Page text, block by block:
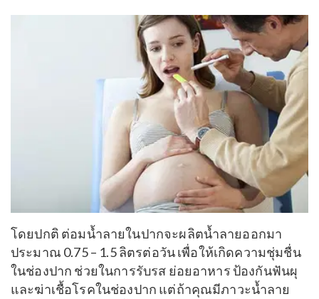
โดยปกติ ต่อมน้ำลายในปากจะผลิตน้ำลายออกมา
ประมาณ 0.75 – 1.5 ลิตรต่อวัน เพื่อให้เกิดความชุ่มชื่น
ในช่องปาก ช่วยในการรับรส ย่อยอาหาร ป้องกันฟันผุ
และฆ่าเชื้อโรคในช่องปาก แต่ถ้าคุณมีภาวะน้ำลาย